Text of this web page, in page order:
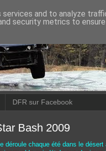
DFR sur Facebook
Bash 2009
déroule chaque été dans le
and to analyze
security metrics to